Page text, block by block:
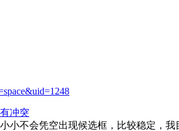
冲突
小不会凭空出现候选框，比较稳定，